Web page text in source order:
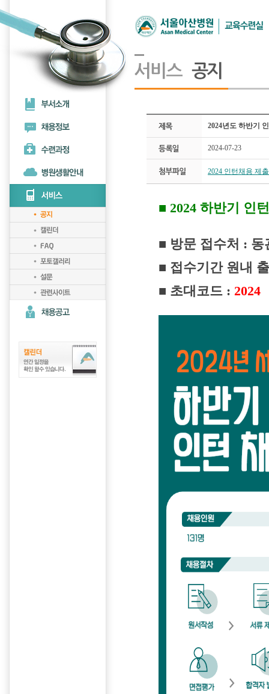
2024년도 하반기
2024-07-23
2024 인턴채용 제
■ 2024 하반기 인
■ 방문 접수처 : 동
■ 접수기간 원내
■ 초대코드 : 2024